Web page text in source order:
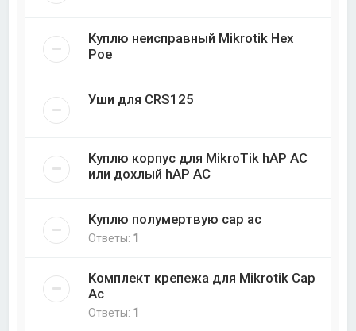
Куплю неисправный Mikrotik Hex
Poe
Уши для CRS125
Куплю корпус для MikroTik hAP AC
или дохлый hAP AC
Куплю полумертвую cap ac
Ответы: 1
Комплект крепежа для Mikrotik Cap
Ac
Ответы: 1